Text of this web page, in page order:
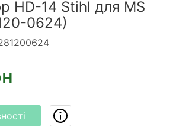
HD-14 Stihl для MS
0624)